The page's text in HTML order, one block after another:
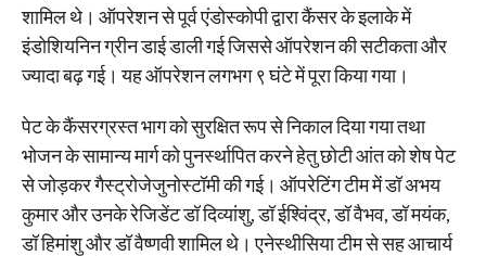
शामिल थे। ऑपरेशन से पूर्व एंडोस्कोपी द्वारा कैंसर के इलाके में
इंडोशियनिन ग्रीन डाई डाली गई जिससे ऑपरेशन की सटीकता और
ज्यादा बढ़ गई। यह ऑपरेशन लगभग ९ घंटे में पूरा किया गया।
पेट के कैंसरग्रस्त भाग को सुरक्षित रूप से निकाल दिया गया तथा
भोजन के सामान्य मार्ग को पुनर्स्थापित करने हेतु छोटी आंत को शेष पेट
से जोड़कर गैस्ट्रोजेजुनोस्टॉमी की गई। ऑपरेटिंग टीम में डॉ अभय
कुमार और उनके रेजिडेंट डॉ दिव्यांशु, डॉ ईश्विंद्र, डॉ वैभव, डॉ मयंक,
डॉ हिमांशु और डॉ वैष्णवी शामिल थे। एनेस्थीसिया टीम से सह आचार्य